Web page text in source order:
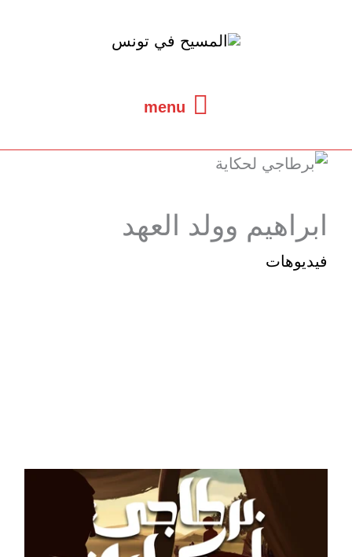
menu
menu
ابراهيم وولد العهد
فيديوهات